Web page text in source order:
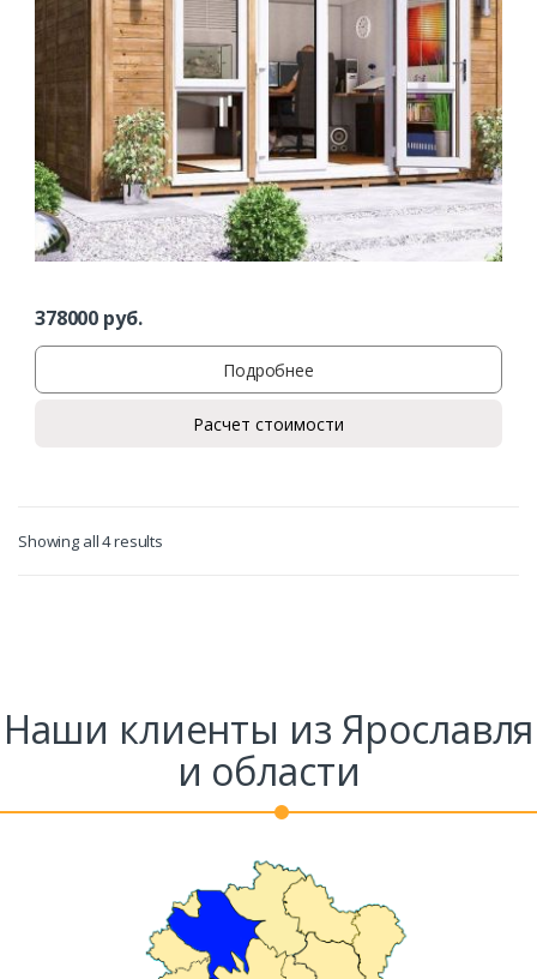
Ваш телефон*
Комментарий к заказу
378000 руб.
Подробнее
Расчет стоимости
Showing all 4 results
Наши клиенты из Ярославля
и области